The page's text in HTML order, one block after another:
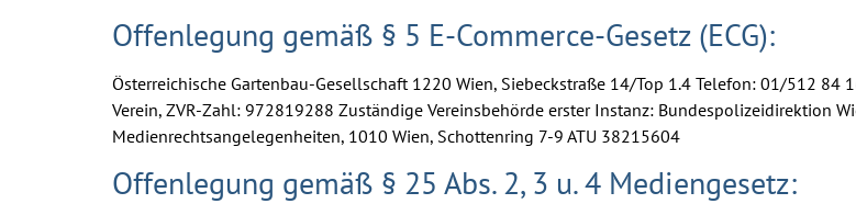
Offenlegung gemäß § 5 E-Commerce-Gesetz (ECG):
Österreichische Gartenbau-Gesellschaft 1220 Wien, Siebeckstraße 14/Top 1.4 Telefon: 01/512
Verein, ZVR-Zahl: 972819288 Zuständige Vereinsbehörde erster Instanz: Bundespolizeidirektion
Medienrechtsangelegenheiten, 1010 Wien, Schottenring 7-9 ATU 38215604
Offenlegung gemäß § 25 Abs. 2, 3 u. 4 Mediengesetz: